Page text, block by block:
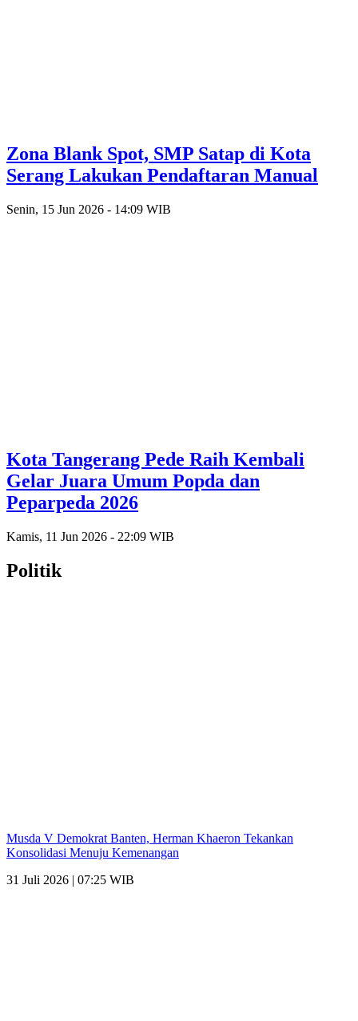
Zona Blank Spot, SMP Satap di Kota
Serang Lakukan Pendaftaran Manual
Senin, 15 Jun 2026 - 14:09 WIB
Kota Tangerang Pede Raih Kembali
Gelar Juara Umum Popda dan
Peparpeda 2026
Kamis, 11 Jun 2026 - 22:09 WIB
Politik
Musda V Demokrat Banten, Herman Khaeron Tekankan
Konsolidasi Menuju Kemenangan
31 Juli 2026 | 07:25 WIB